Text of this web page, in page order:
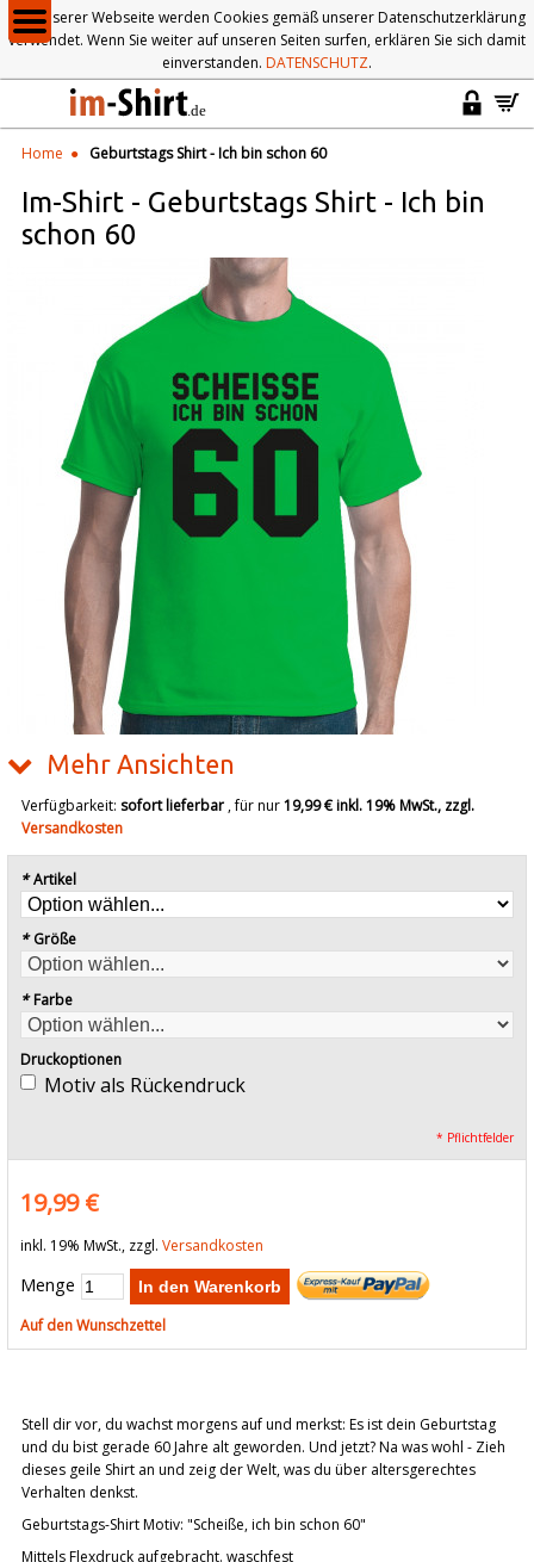
Auf unserer Webseite werden Cookies gemäß unserer Datenschutzerklärung
verwendet. Wenn Sie weiter auf unseren Seiten surfen, erklären Sie sich damit
einverstanden. DATENSCHUTZ.
Home Geburtstags Shirt - Ich bin schon 60
Im-Shirt - Geburtstags Shirt - Ich bin
schon 60
Mehr Ansichten
Stell dir vor, du wachst morgens auf und merkst: Es ist dein Geburtstag
und du bist gerade 60 Jahre alt geworden. Und jetzt? Na was wohl - Zieh
dieses geile Shirt an und zeig der Welt, was du über altersgerechtes
Verhalten denkst.
Geburtstags-Shirt Motiv: "Scheiße, ich bin schon 60"
Mittels Flexdruck aufgebracht. waschfest
Verfügbarkeit: sofort lieferbar, für nur19,99 €inkl. 19% MwSt., zzgl.
Versandkosten
* Artikel
* Größe
* Farbe
Druckoptionen
Motiv als Rückendruck
* Pflichtfelder
19,99 €
inkl. 19% MwSt., zzgl. Versandkosten
Menge In den Warenkorb
Auf den Wunschzettel